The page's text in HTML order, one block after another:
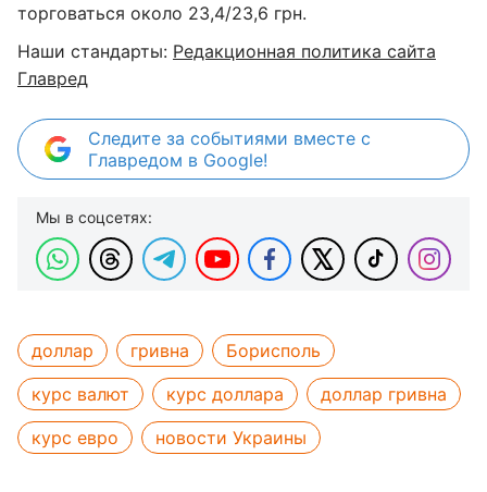
торговаться около 23,4/23,6 грн.
Наши стандарты: Редакционная политика сайта
Главред
Следите за событиями вместе с
Главредом в Google!
Мы в соцсетях:
доллар гривна
Борисполь
курс валют
курс доллара
доллар гривна
курс евро
новости Украины